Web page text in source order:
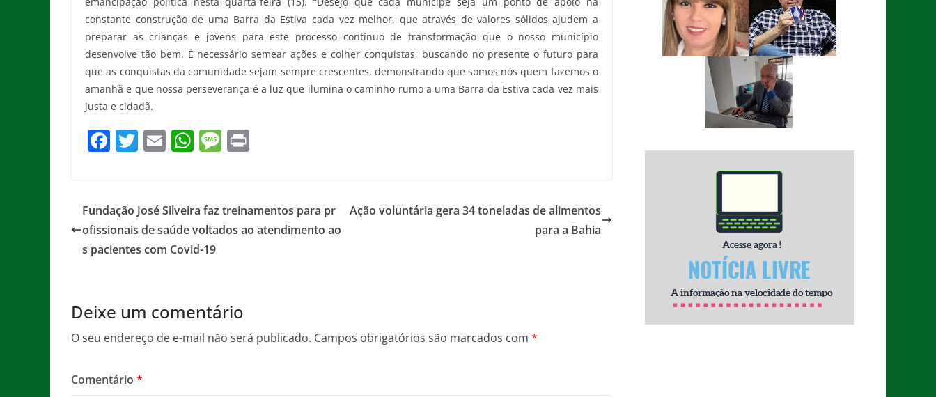
constante construção de uma Barra da Estiva cada vez melhor, que através de valores sólidos ajudem a
preparar as crianças e jovens para este processo contínuo de transformação que o nosso município
desenvolve tão bem. É necessário semear ações e colher conquistas, buscando no presente o futuro para
que as conquistas da comunidade sejam sempre crescentes, demonstrando que somos nós quem fazemos o
amanhã e que nossa perseverança é a luz que ilumina o caminho rumo a uma Barra da Estiva cada vez mais
justa e cidadã.
F
e
b
o
T
er
E
l
W
s
A
p
M
a
g
Fundação José Silveira faz treinamentos para pr
ofissionais de saúde voltados ao atendimento ao
s pacientes com Covid-19
Ação voluntária gera 34 toneladas de alimentos
para a Bahia
Deixe um comentário
O seu endereço de e-mail não será publicado. Campos obrigatórios são marcados com *
Comentário *